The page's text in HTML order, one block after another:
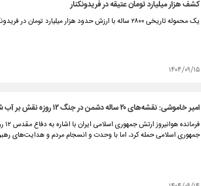
کشف هزار میلیارد تومان عتیقه در فریدونکنار
یک محموله تاریخی ۲۸۰۰ ساله با ارزش حدود هزار میلیارد تومان در فریدونکنار کشف شد.
۱۴۰۴/۰۹/۱۵
امیر خاموشی: نقشه‌های ۲۰ ساله دشمن در جنگ ۱۲ روزه نقش بر آب شد
جمهوری اسلامی حمله کرد، اما با وحدت و انسجام مردم و هدایت‌های